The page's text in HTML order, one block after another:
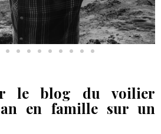
le blog du voilier
en famille sur un